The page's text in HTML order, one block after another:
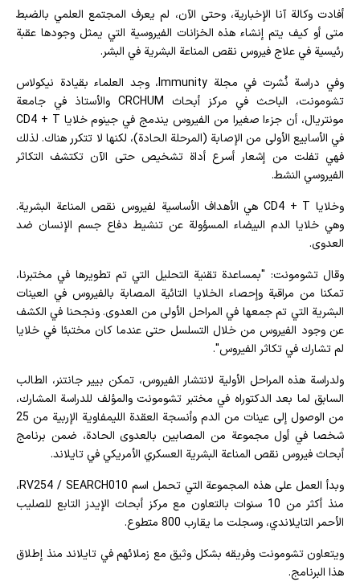
أفادت وکالة آنا الإخباریة، وحتى الآن، لم يعرف المجتمع العلمي بالضبط
متى أو كيف يتم إنشاء هذه الخزانات الفيروسية التي يمثل وجودها عقبة
رئيسية في علاج فيروس نقص المناعة البشرية في البشر.
وفي دراسة نُشرت في مجلة Immunity، وجد العلماء بقيادة نيكولاس
تشومونت، الباحث في مركز أبحاث CRCHUM والأستاذ في جامعة
مونتريال، أن جزءا صغيرا من الفيروس يندمج في جينوم خلايا CD4 + T
في الأسابيع الأولى من الإصابة (المرحلة الحادة)، لكنها لا تتكرر هناك. لذلك
فهي تفلت من إشعار أسرع أداة تشخيص حتى الآن تكتشف التكاثر
الفيروسي النشط.
وخلايا CD4 + T هي الأهداف الأساسية لفيروس نقص المناعة البشرية.
وهي خلايا الدم البيضاء المسؤولة عن تنشيط دفاع جسم الإنسان ضد
العدوى.
وقال تشومونت: "بمساعدة تقنية التحليل التي تم تطويرها في مختبرنا،
تمكنا من مراقبة وإحصاء الخلايا التائية المصابة بالفيروس في العينات
البشرية التي تم جمعها في المراحل الأولى من العدوى. ونجحنا في الكشف
عن وجود الفيروس من خلال التسلسل حتى عندما كان مختبئا في خلايا
لم تشارك في تكاثر الفيروس".
ولدراسة هذه المراحل الأولية لانتشار الفيروس، تمكن بيير جانتنر، الطالب
السابق لما بعد الدكتوراه في مختبر تشومونت والمؤلف للدراسة المشارك،
من الوصول إلى عينات من الدم وأنسجة العقدة الليمفاوية الإربية من 25
شخصا في أول مجموعة من المصابين بالعدوى الحادة، ضمن برنامج
أبحاث فيروس نقص المناعة البشرية العسكري الأمريكي في تايلاند.
وبدأ العمل على هذه المجموعة التي تحمل اسم RV254 / SEARCH010،
منذ أكثر من 10 سنوات بالتعاون مع مركز أبحاث الإيدز التابع للصليب
الأحمر التايلاندي، وسجلت ما يقارب 800 متطوع.
ويتعاون تشومونت وفريقه بشكل وثيق مع زملائهم في تايلاند منذ إطلاق
هذا البرنامج.